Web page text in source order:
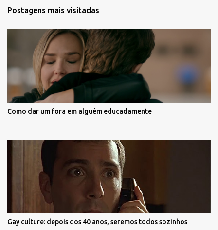
Postagens mais visitadas
Como dar um fora em alguém educadamente
Gay culture: depois dos 40 anos, seremos todos sozinhos